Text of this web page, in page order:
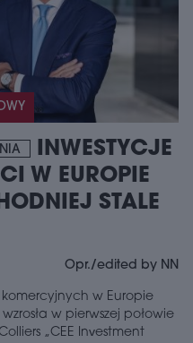
INWESTYCJE
W EUROPIE
STALE
Opr./edited by NN
w Europie
w pierwszej połowie
„CEE Investment